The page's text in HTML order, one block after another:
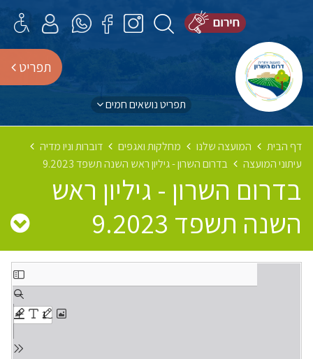
תפריט נושאים חמים
תפריט
דף הבית המועצה שלנו מחלקות ואגפים
דוברות וניו מדיה
עיתוני המועצה
בדרום השרון - גיליון ראש השנה תשפד 9.2023
בדרום השרון - גיליון ראש
השנה תשפד 9.2023